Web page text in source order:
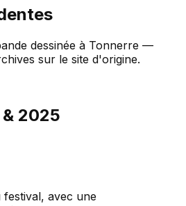
dessinée à Tonnerre —
sur le site d'origine.
2025
festival, avec une